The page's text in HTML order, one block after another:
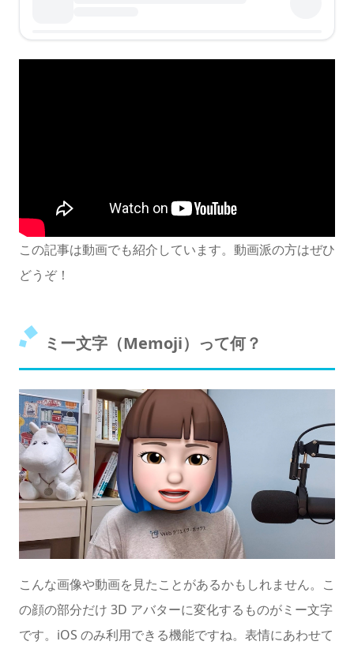
この記事は動画でも紹介しています。動画派の方はぜひ
どうぞ！
ミー文字（Memoji）って何？
こんな画像や動画を見たことがあるかもしれません。こ
の顔の部分だけ 3D アバターに変化するものがミー文字
です。iOS のみ利用できる機能ですね。表情にあわせて